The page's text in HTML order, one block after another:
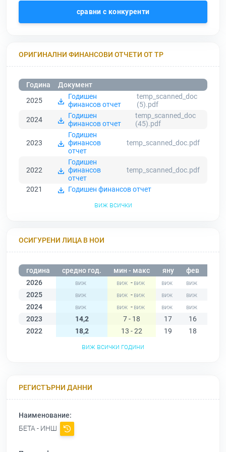
сравни с конкуренти
ОРИГИНАЛНИ ФИНАНСОВИ ОТЧЕТИ ОТ ТР
Година
Документ
2025
Годишен
финансов отчет
temp_scanned_doc
(5).pdf
2024
Годишен
финансов отчет
temp_scanned_doc
(45).pdf
2023
Годишен
финансов
отчет
temp_scanned_doc.pdf
2022
Годишен
финансов
отчет
temp_scanned_doc.pdf
2021
Годишен финансов отчет
виж всички
ОСИГУРЕНИ ЛИЦА В НОИ
година средно год. мин - макс яну фев
2026
-
2025
-
2024
-
2023
14,2 7 - 18 17 16
2022
18,2 13 - 22 19 18
виж всички години
РЕГИСТЪРНИ ДАННИ
Наименование:
БЕТА - ИНШ